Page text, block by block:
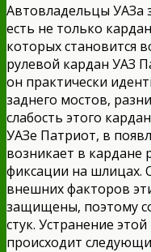
Автовладельцы УАЗа
есть не только
которых становится
рулевой кардан УАЗ
он практически
заднего мостов,
слабость этого
УАЗе Патриот, в
возникает в кардане
фиксации на шлицах.
внешних факторов
защищены, поэтому
стук. Устранение
происходит